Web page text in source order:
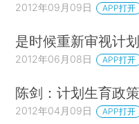
2012年09月09日 APP打开
是时候重新审视计
2012年06月08日 APP打开
陈剑：计划生育政
2012年04月09日 APP打开